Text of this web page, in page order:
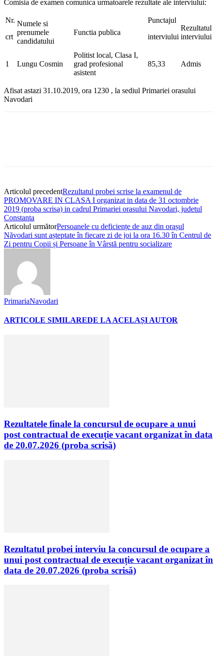
Comisia de examen comunica urmatoarele rezultate ale interviului:
Nr.
crt
Numele si
prenumele
candidatului
Functia publica
Punctajul
interviului
Rezultatul
interviului
1 Lungu Cosmin
Politist local, Clasa I,
grad profesional
asistent
85,33 Admis
Afisat astazi 31.10.2019, ora 1230 , la sediul Primariei orasului
Navodari
Articolul precedentRezultatul probei scrise la examenul de
PROMOVARE IN CLASA I organizat in data de 31 octombrie
2019 (proba scrisa) in cadrul Primariei orasului Navodari, judetul
Constanta
Articolul următorPersoanele cu deficiențe de auz din orașul
Năvodari sunt așteptate în fiecare zi de joi la ora 16.30 în Centrul de
Zi pentru Copii și Persoane în Vârstă pentru socializare
PrimariaNavodari
ARTICOLE SIMILAREDE LA ACELAȘI AUTOR
Rezultatele finale la concursul de ocupare a unui
post contractual de execuție vacant organizat în data
de 20.07.2026 (proba scrisă)
Rezultatul probei interviu la concursul de ocupare a
unui post contractual de execuție vacant organizat în
data de 20.07.2026 (proba scrisă)